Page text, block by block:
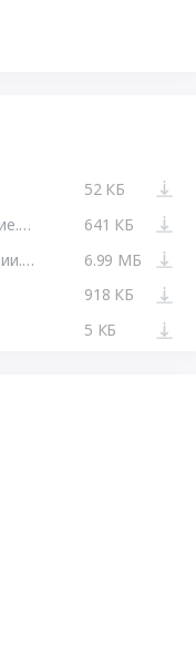
52 КБ
Приложение 8_Техническое задание.pdf
641 КБ
Комплект закупочной документации.7z
6.99 МБ
918 КБ
5 КБ